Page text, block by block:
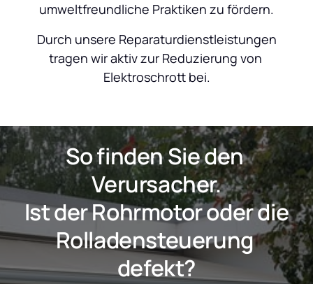
umweltfreundliche Praktiken zu fördern.
tragen wir aktiv zur Reduzierung von
Elektroschrott bei.
So finden Sie den
Verursacher.
Ist der Rohrmotor oder die
Rolladensteuerung
defekt?